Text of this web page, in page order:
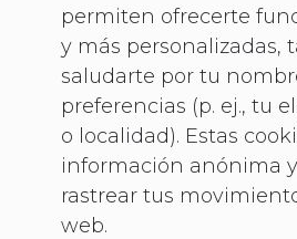
permiten ofrecerte
y más personalizadas,
saludarte por tu
preferencias (p. ej., tu
o localidad). Estas
información anónima
rastrear tus
web.